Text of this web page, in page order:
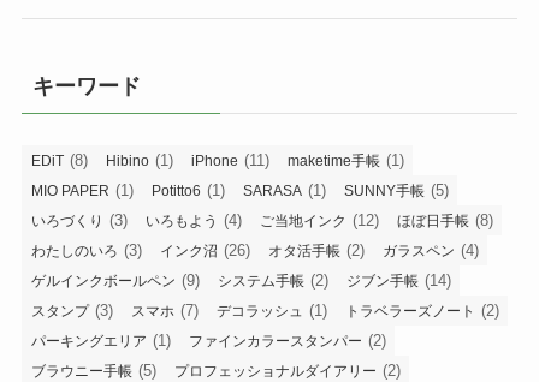
キーワード
EDiT (8) Hibino (1) iPhone (11) maketime手帳 (1)
MIO PAPER (1) Potitto6 (1) SARASA (1) SUNNY手帳 (5)
いろづくり (3) いろもよう (4) ご当地インク (12) ほぼ日手帳 (8)
わたしのいろ (3) インク沼 (26) オタ活手帳 (2) ガラスペン (4)
ゲルインクボールペン (9) システム手帳 (2) ジブン手帳 (14)
スタンプ(3) スマホ (7) デコラッシュ (1) トラベラーズノート (2)
パーキングエリア (1) ファインカラースタンパー (2)
ブラウニー手帳 (5) プロフェッショナルダイアリー (2)